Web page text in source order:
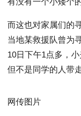
而这也对家属们的
当地某救援队曾为
10日下午1点多，
但不是同学的人带走
网传图片